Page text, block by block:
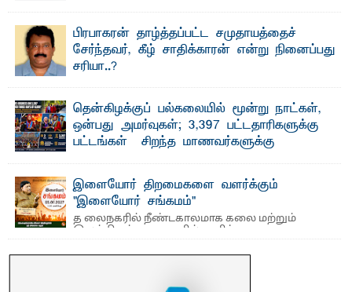
பாண்டிருப்பு ...பிரபாகரன் தாழ்த்தப்பட்ட சமுதாயத்தைச்
சேர்ந்தவர், கீழ் சாதிக்காரன் என்று நினைப்பது
சரியா..?
தென்கிழக்குப் பல்கலையில் மூன்று நாட்கள்,
ஒன்பது அமர்வுகள்; 3,397 பட்டதாரிகளுக்கு
பட்டங்கள் – சிறந்த மாணவர்களுக்கு
மற்றும் சிறப்புப் பரிசுகள்
எம்.வை. அமீர்- ஒ லுவிலில் அமைந்துள்ள தென்கிழக்குப்
பல்கலைக்கழகத்தின் 18ஆவது பொதுப் பட்டமளிப்பு விழா ...
இளையோர் திறமைகளை வளர்க்கும்
"இளையோர் சங்கமம்"
த லைநகரில் நீண்டகாலமாக கலை மற்றும்
இலக்கியத் துறைகளில் தனித்துவமான
பணிகளை முன்னெடுத்து வரும் புதிய ...